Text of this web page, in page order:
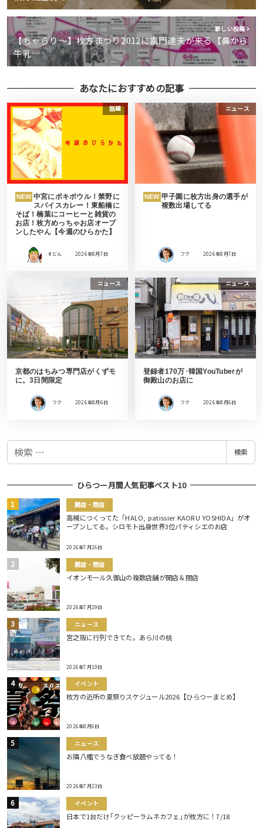
新しい投稿
【ちゃらり～】枚方まつり2012に嘉門達夫が来る【鼻から
牛乳…
あなたにおすすめの記事
話題
NEW 中宮にポキボウル！禁野に
スパイスカレー！東船橋に
そば！楠葉にコーヒーと雑貨の
お店！枚方めっちゃお店オープ
ンしたやん【今週のひらかた】
すどん 2026年8月7日
ニュース
NEW 甲子園に枚方出身の選手が
複数出場してる
フク 2026年8月7日
ニュース
京都のはちみつ専門店がくずモ
に。3日間限定
フク 2026年8月6日
ニュース
登録者170万･韓国YouTuberが
御殿山のお店に
フク 2026年8月6日
検
検索
ひらつー月間人気記事ベスト10
開店・閉店
高槻につくってた「HALO, patissier KAORU YOSHIDA」がオ
ープンしてる。シロモト出身世界3位パティシエのお店
2026年7月26日
開店・閉店
イオンモール久御山の複数店舗が開店＆閉店
2026年7月29日
ニュース
宮之阪に行列できてた。あら川の桃
2026年7月10日
イベント
枚方の近所の夏祭りスケジュール2026【ひらつーまとめ】
2026年8月6日
ニュース
お隣八幡でうなぎ食べ放題やってる！
2026年7月23日
イベント
日本で1台だけ｢クッピーラムネカフェ｣が枚方に！7/18